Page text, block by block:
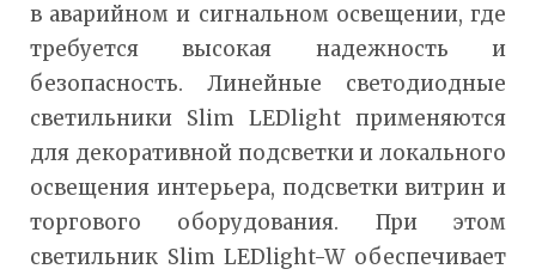
в аварийном и сигнальном освещении, где
требуется высокая надежность и
безопасность. Линейные светодиодные
светильники Slim LEDlight применяются
для декоративной подсветки и локального
освещения интерьера, подсветки витрин и
торгового оборудования. При этом
светильник Slim LEDlight-W обеспечивает